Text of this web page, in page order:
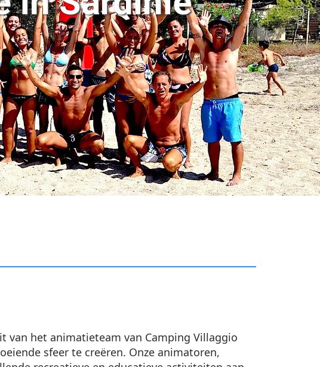
van het animatieteam van Camping Villaggio
sfeer te creëren. Onze animatoren,